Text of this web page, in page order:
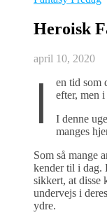
Heroisk
april 10, 2020
I
en tid som
efter, men
I denne
manges
Som så mange
kender til i dag.
sikkert, at disse
undervejs i
ydre.